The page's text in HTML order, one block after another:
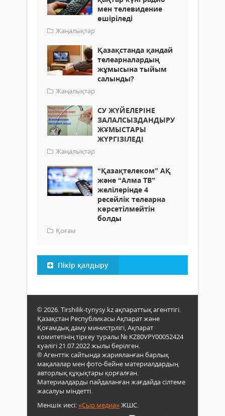
мен телевидение
өшіріледі
Жаңалықтар
Қазақстанда қандай
телеарналардың
жұмысына тыйым
салынды?
Жаңалықтар
СУ ЖҮЙЕЛЕРІНЕ
ЗАЛАЛСЫЗДАНДЫРУ
ЖҰМЫСТАРЫ
ЖҮРГІЗІЛЕДІ
Жаңалықтар
“Қазақтелеком” АҚ
және “Алма ТВ”
желілерінде 4
ресейлік телеарна
көрсетілмейтін
болды
Қоғам
Пікір қалдыру
© 2026. Tirshilik-tynysy.kz ақпараттық агенттігі.
Қазақстан Республикасы Ақпарат және
Қоғамдық даму министрлігі, Ақпарат
комитетінің тіркеу туралы № KZ80VPY00052424
куәлігі 21.07.2022 жылы берілген.
® Агенттік сайтында жарияланған барлық
мақалалар мен фото-бейне материалдардың
авторлық құқықтары қорғалған.
Материалдарды пайдаланған жағдайда сілтеме
жасалуы міндетті.
Меншік иесі:«Сыр медиа»ЖШС.